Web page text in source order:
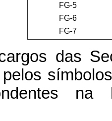
FG-5
FG-6
FG-7
das
na